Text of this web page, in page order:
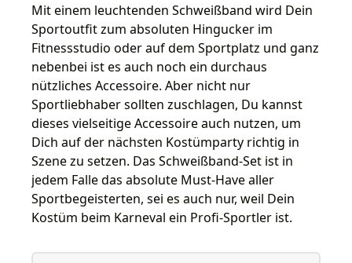
Mit einem leuchtenden Schweißband wird Dein
Sportoutfit zum absoluten Hingucker im
Fitnessstudio oder auf dem Sportplatz und ganz
nebenbei ist es auch noch ein durchaus
nützliches Accessoire. Aber nicht nur
Sportliebhaber sollten zuschlagen, Du kannst
dieses vielseitige Accessoire auch nutzen, um
Dich auf der nächsten Kostümparty richtig in
Szene zu setzen. Das Schweißband-Set ist in
jedem Falle das absolute Must-Have aller
Sportbegeisterten, sei es auch nur, weil Dein
Kostüm beim Karneval ein Profi-Sportler ist.